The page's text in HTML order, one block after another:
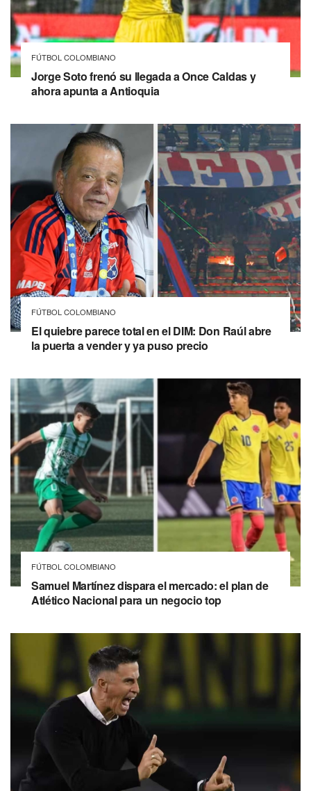
FÚTBOL COLOMBIANO
Jorge Soto frenó su llegada a Once Caldas y
ahora apunta a Antioquia
FÚTBOL COLOMBIANO
El quiebre parece total en el DIM: Don Raúl abre
la puerta a vender y ya puso precio
FÚTBOL COLOMBIANO
Samuel Martínez dispara el mercado: el plan de
Atlético Nacional para un negocio top